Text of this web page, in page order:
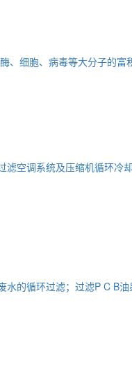
细胞、病毒等大分子的富
空调系统及压缩机循环冷
的循环过滤；过滤P C B油